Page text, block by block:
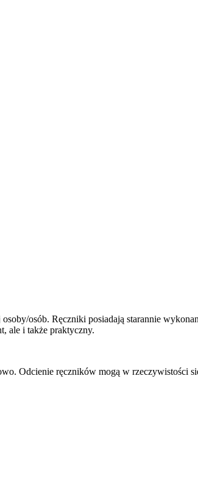
osób. Ręczniki posiadają starannie
ale i także praktyczny.
Odcienie ręczników mogą w rzeczywistości